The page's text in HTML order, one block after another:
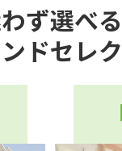
ず選べる
ドセレ